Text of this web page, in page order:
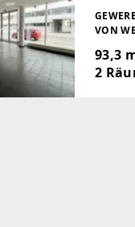
VON
93,3
2